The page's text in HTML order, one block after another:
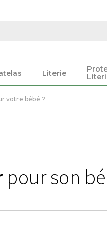
Literie
votre bébé ?
pour son